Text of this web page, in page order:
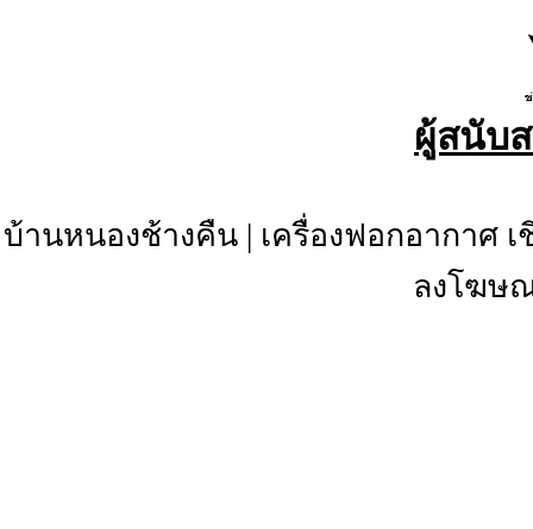
ผู้สนับ
บ้านหนองช้างคืน | เครื่องฟอกอากาศ
ลงโฆษ